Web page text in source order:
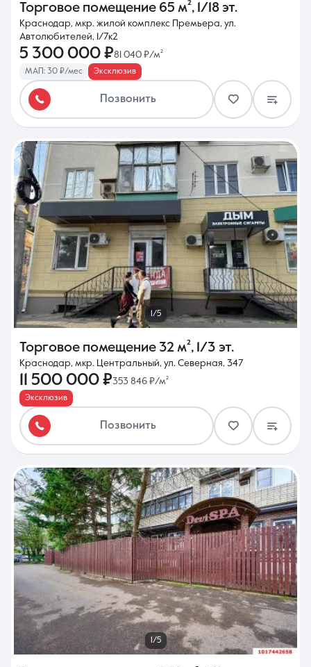
Торговое помещение 65 м², 1/18 эт.
Краснодар, мкр. жилой комплекс Премьера, ул.
Автолюбителей, 1/7к2
5 300 000 ₽81 040 ₽/м²
МАП: 30 ₽/мес Эксклюзив
Позвонить
1/5
Торговое помещение 32 м², 1/3 эт.
Краснодар, мкр. Центральный, ул. Северная, 347
11 500 000 ₽353 846 ₽/м²
Эксклюзив
Позвонить
1/5